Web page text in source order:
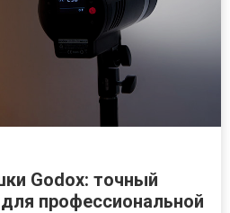
Godox: точный
профессиональной